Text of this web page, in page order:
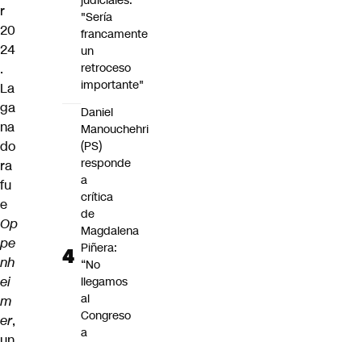
r
20
24
.
La
ga
na
do
ra
fu
e
Op
pe
nh
ei
m
er,
"Sería
francamente
un
retroceso
importante"
Daniel
Manouchehri
(PS)
responde
a
crítica
de
Magdalena
Piñera:
“No
llegamos
al
Congreso
a